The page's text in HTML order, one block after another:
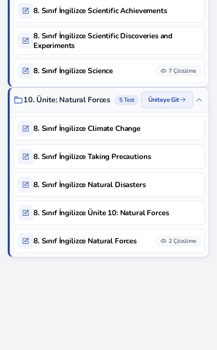
8. Sınıf İngilizce Scientific Achievements
8. Sınıf İngilizce Scientific Discoveries and
Experiments
8. Sınıf İngilizce Science 7 Çözülme
10. Ünite: Natural Forces 5 Test Üniteye Git
8. Sınıf İngilizce Climate Change
8. Sınıf İngilizce Taking Precautions
8. Sınıf İngilizce Natural Disasters
8. Sınıf İngilizce Ünite 10: Natural Forces
8. Sınıf İngilizce Natural Forces 2 Çözülme